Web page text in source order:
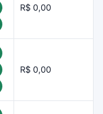
R$ 0,00
R$ 0,00